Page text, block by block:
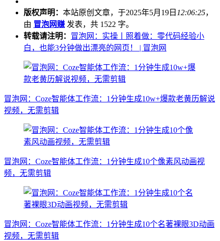
版权声明： 本站原创文章，于2025年5月19日 12:06:25，
由 冒泡网赚 发表，共 1522 字。
转载请注明： 冒泡网：实操丨照着做：零代码经验小
白，也能3分钟做出漂亮的网页！ | 冒泡网
冒泡网：Coze智能体工作流：1分钟生成10w+爆款老黄历解说
视频，无需剪辑
冒泡网：Coze智能体工作流：1分钟生成10个像素风动画视
频，无需剪辑
冒泡网：Coze智能体工作流：1分钟生成10个名著裸眼3D动画
视频，无需剪辑